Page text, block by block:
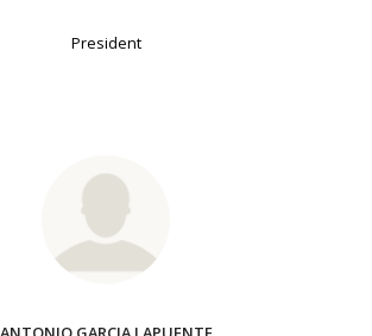
President